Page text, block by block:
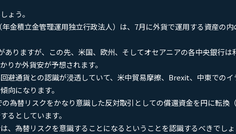
ょう。
金積立金管理運用独立行政法人）は、7月に外貨で運用する資産の
ありますが、この先、米国、欧州、そしてオセアニアの各中央銀行は
りか外貨安が予想されます。
避通貨との認識が浸透していて、米中貿易摩擦、Brexit、中東での
向になります。
為替リスクをかなり意識した反対取引としての償還資金を円に転換
るとしています。
、為替リスクを意識することになるということを認識するべきでし